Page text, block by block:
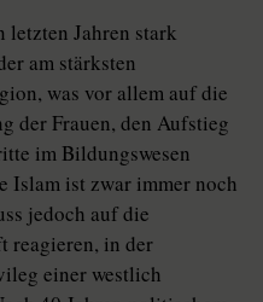
Jahren stark
am stärksten
was vor allem auf die
der Frauen, den Aufstieg
im Bildungswesen
ist zwar immer noch
jedoch auf die
reagieren, in der
einer westlich